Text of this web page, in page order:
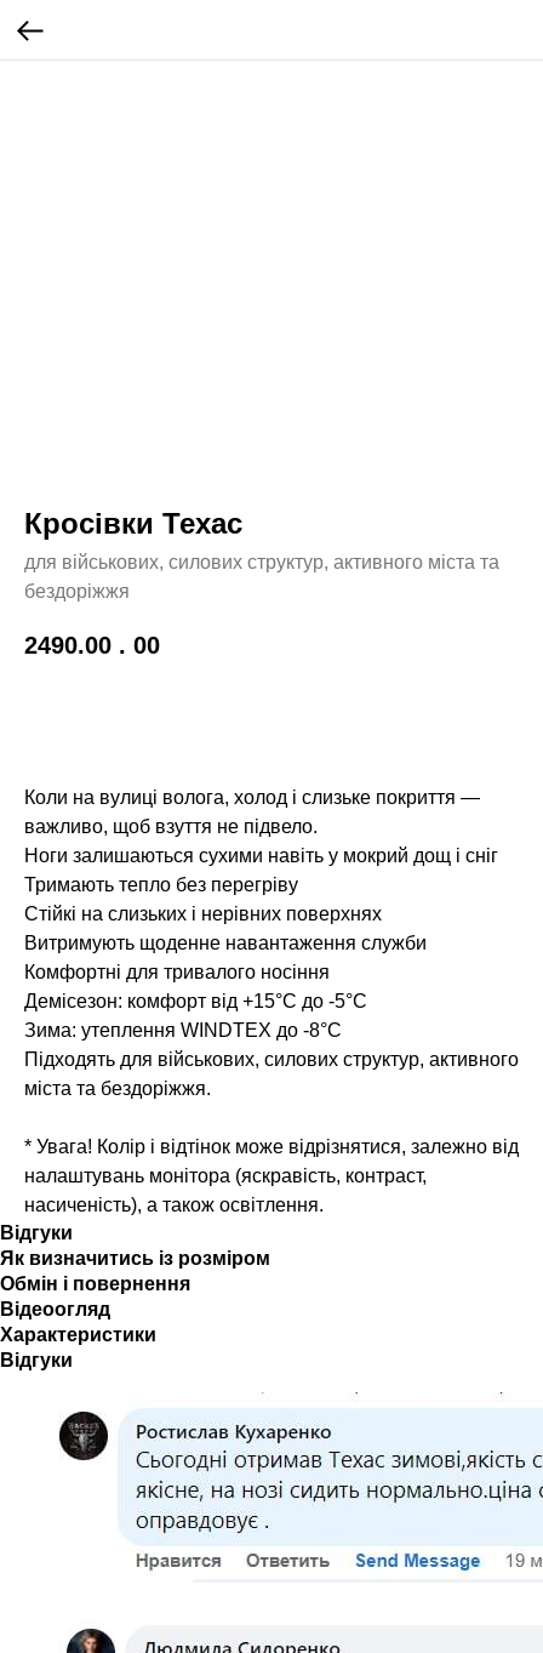
Кросівки Техас
для військових, силових структур, активного міста та
бездоріжжя
2490.00 . 00
Коли на вулиці волога, холод і слизьке покриття —
важливо, щоб взуття не підвело.
Ноги залишаються сухими навіть у мокрий дощ і сніг
Тримають тепло без перегріву
Стійкі на слизьких і нерівних поверхнях
Витримують щоденне навантаження служби
Комфортні для тривалого носіння
Демісезон: комфорт від +15°C до -5°C
Зима: утеплення WINDTEX до -8°C
Підходять для військових, силових структур, активного
міста та бездоріжжя.
* Увага! Колір і відтінок може відрізнятися, залежно від
налаштувань монітора (яскравість, контраст,
насиченість), а також освітлення.
Відгуки
Як визначитись із розміром
Обмін і повернення
Відеоогляд
Характеристики
Відгуки